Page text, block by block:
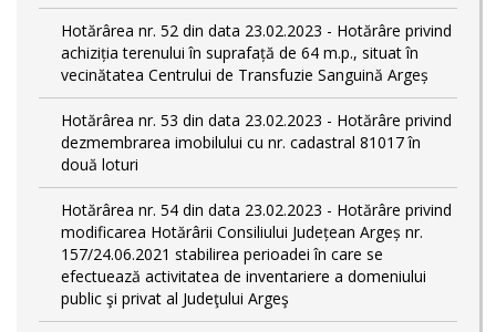
Hotărârea nr. 52 din data 23.02.2023 - Hotărâre privind
achiziția terenului în suprafață de 64 m.p., situat în
vecinătatea Centrului de Transfuzie Sanguină Argeș
Hotărârea nr. 53 din data 23.02.2023 - Hotărâre privind
dezmembrarea imobilului cu nr. cadastral 81017 în
două loturi
Hotărârea nr. 54 din data 23.02.2023 - Hotărâre privind
modificarea Hotărârii Consiliului Județean Argeș nr.
157/24.06.2021 stabilirea perioadei în care se
efectuează activitatea de inventariere a domeniului
public şi privat al Judeţului Argeş